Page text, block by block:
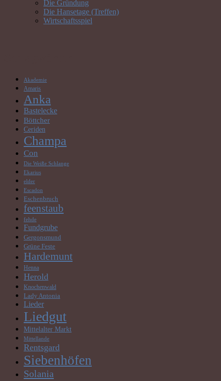
Die Gründung
Die Hansetage (Treffen)
Wirtschaftsspiel
Akademie
Amaris
Anka
Bastelecke
Böttcher
Ceriden
Champa
Con
Die Weiße Schlange
Ekarius
elder
Escadon
Eschenbruch
feenstaub
fehde
Fundgrube
Gergonsmund
Grüne Feste
Hardemunt
Henna
Herold
Knochenwald
Lady Antonia
Lieder
Liedgut
Mittelalter Markt
Mittellande
Rentsgard
Siebenhöfen
Solania